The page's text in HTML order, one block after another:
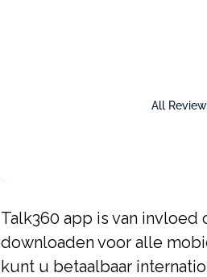
All
Talk360 app is van
downloaden voor alle
kunt u betaalbaar